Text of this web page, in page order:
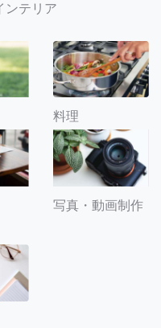
ンテリア
料理
写真・動画制作